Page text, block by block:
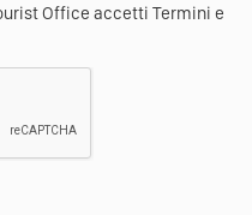
Office accetti Termini e